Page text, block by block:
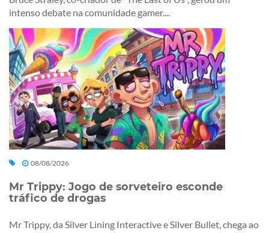
intenso debate na comunidade gamer....
08/08/2026
Mr Trippy: Jogo de sorveteiro esconde
tráfico de drogas
Mr Trippy, da Silver Lining Interactive e Silver Bullet, chega ao